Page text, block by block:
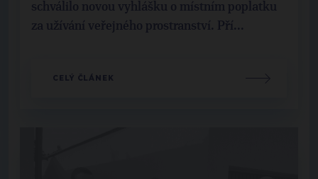
schválilo novou vyhlášku o místním poplatku
za užívání veřejného prostranství. Pří...
CELÝ ČLÁNEK